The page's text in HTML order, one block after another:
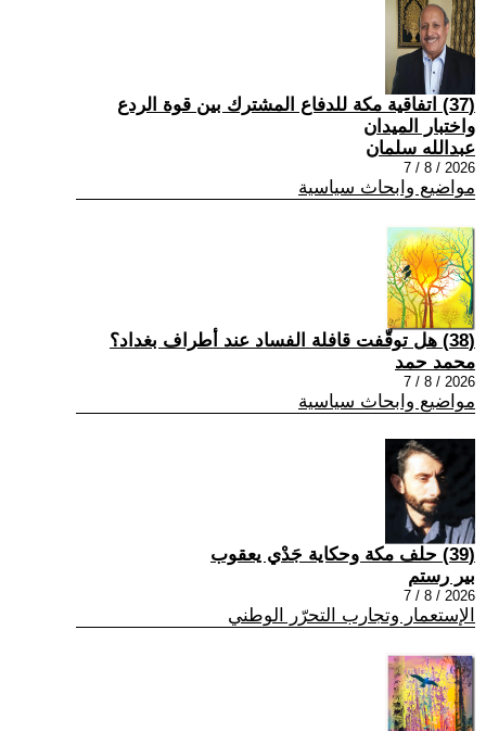
(37) اتفاقية مكة للدفاع المشترك بين قوة الردع
واختبار الميدان
عبدالله سلمان
2026 / 8 / 7
مواضيع وابحاث سياسية
(38) هل توقّفت قافلة الفساد عند أطراف بغداد؟
محمد حمد
2026 / 8 / 7
مواضيع وابحاث سياسية
(39) حلف مكة وحكاية جَدْي يعقوب
بير رستم
2026 / 8 / 7
الإستعمار وتجارب التحرّر الوطني